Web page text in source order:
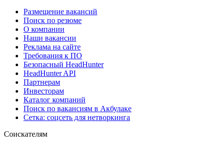
Размещение вакансий
Поиск по резюме
О компании
Наши вакансии
Реклама на сайте
Требования к ПО
Безопасный HeadHunter
HeadHunter API
Партнерам
Инвесторам
Каталог компаний
Поиск по вакансиям в Акбулаке
Сетка: соцсеть для нетворкинга
Соискателям